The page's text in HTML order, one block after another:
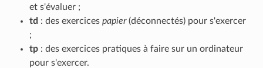
et s'évaluer ;
td : des exercices papier(déconnectés) pour s'exercer
;
tp: des exercices pratiques à faire sur un ordinateur
pour s'exercer.